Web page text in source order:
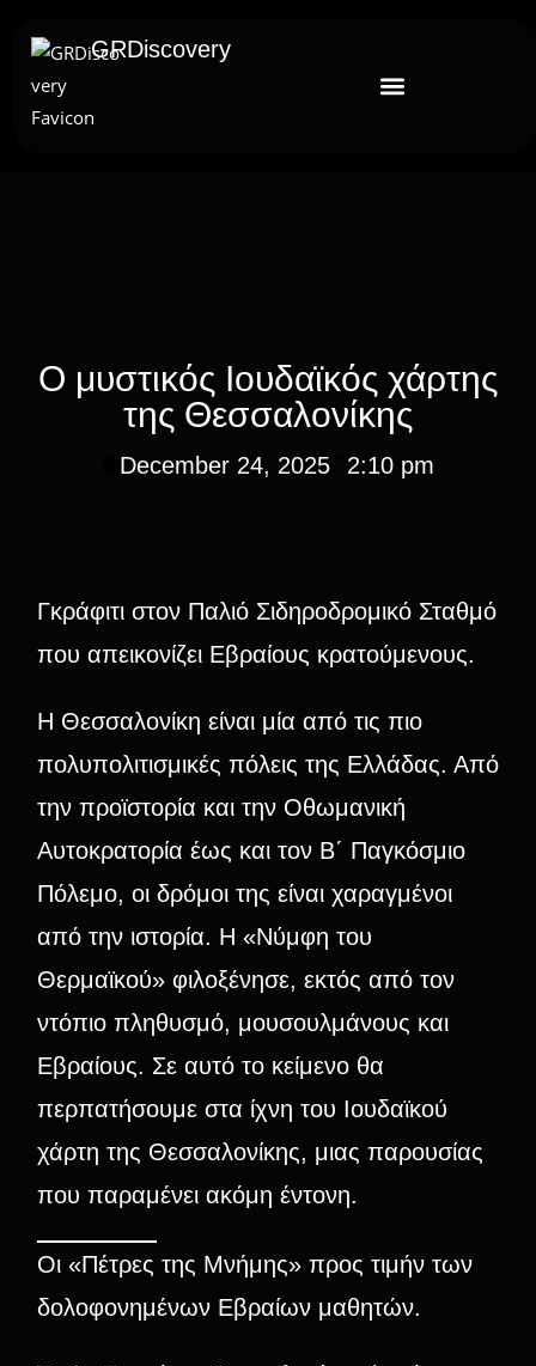
GRDiscovery
Ο μυστικός Ιουδαϊκός χάρτης
της Θεσσαλονίκης
December 24, 2025 2:10 pm
Γκράφιτι στον Παλιό Σιδηροδρομικό Σταθμό
που απεικονίζει Εβραίους κρατούμενους.
Η Θεσσαλονίκη είναι μία από τις πιο
πολυπολιτισμικές πόλεις της Ελλάδας. Από
την προϊστορία και την Οθωμανική
Αυτοκρατορία έως και τον Β΄ Παγκόσμιο
Πόλεμο, οι δρόμοι της είναι χαραγμένοι
από την ιστορία. Η «Νύμφη του
Θερμαϊκού» φιλοξένησε, εκτός από τον
ντόπιο πληθυσμό, μουσουλμάνους και
Εβραίους. Σε αυτό το κείμενο θα
περπατήσουμε στα ίχνη του Ιουδαϊκού
χάρτη της Θεσσαλονίκης, μιας παρουσίας
που παραμένει ακόμη έντονη.
Οι «Πέτρες της Μνήμης» προς τιμήν των
δολοφονημένων Εβραίων μαθητών.